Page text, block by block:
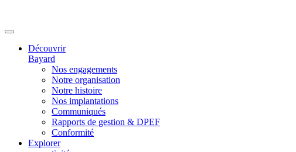
Découvrir
Bayard
Nos engagements
Notre organisation
Notre histoire
Nos implantations
Communiqués
Rapports de gestion & DPEF
Conformité
Explorer